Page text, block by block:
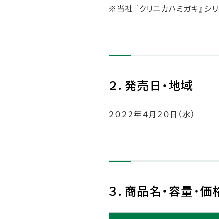
※当社『クリニカハミガキ』シ
２．発売日・地域
２０２２年４月２０日（水）
３．商品名・容量・価